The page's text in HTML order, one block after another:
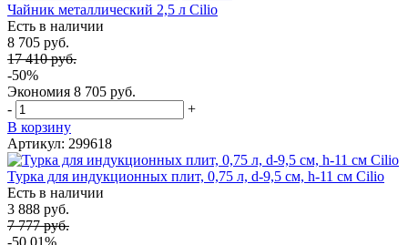
Чайник металлический 2,5 л Cilio
Есть в наличии
8 705 руб.
17 410 руб.
-50%
Экономия 8 705 руб.
-
+
В корзину
Артикул: 299618
Турка для индукционных плит, 0,75 л, d-9,5 см, h-11 см Cilio
Есть в наличии
3 888 руб.
7 777 руб.
-50.01%